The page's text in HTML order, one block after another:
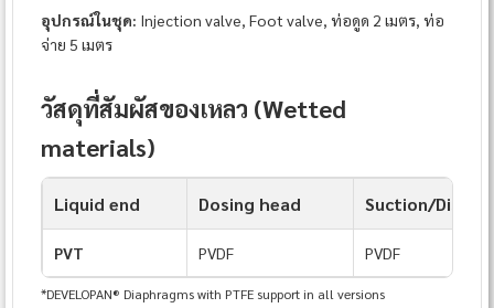
อุปกรณ์ในชุด: Injection valve, Foot valve, ท่อดูด 2 เมตร, ท่อ
จ่าย 5 เมตร
วัสดุที่สัมผัสของเหลว (Wetted
materials)
Liquid end Dosing head Suction/
PVT PVDF PVDF
*DEVELOPAN® Diaphragms with PTFE support in all versions